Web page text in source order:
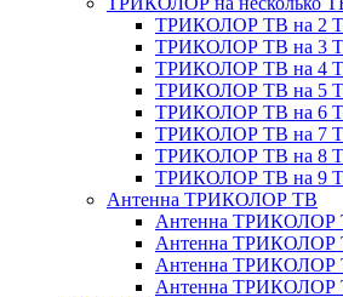
ТРИКОЛОР ТВ на 2
ТРИКОЛОР ТВ на 3
ТРИКОЛОР ТВ на 4
ТРИКОЛОР ТВ на 5
ТРИКОЛОР ТВ на 6
ТРИКОЛОР ТВ на 7
ТРИКОЛОР ТВ на 8
ТРИКОЛОР ТВ на 9
Антенна ТРИКОЛОР ТВ
Антенна ТРИКОЛОР
Антенна ТРИКОЛОР
Антенна ТРИКОЛОР
Антенна ТРИКОЛОР